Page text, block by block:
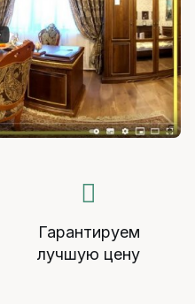
Гарантируем
лучшую цену